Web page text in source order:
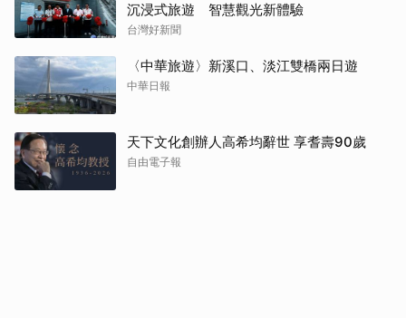
沉浸式旅遊 智慧觀光新體驗
台灣好新聞
〈中華旅遊〉新溪口、淡江雙橋兩日遊
中華日報
天下文化創辦人高希均辭世 享耆壽90歲
自由電子報